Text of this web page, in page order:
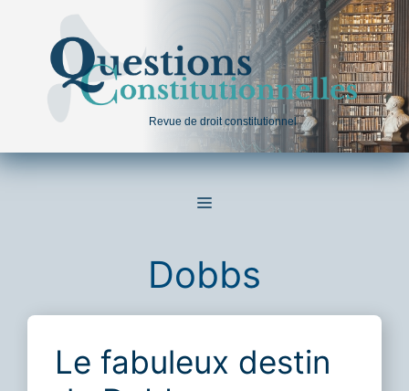
contenu
Revue de droit constitutionnel
MENU
Dobbs
Le fabuleux destin